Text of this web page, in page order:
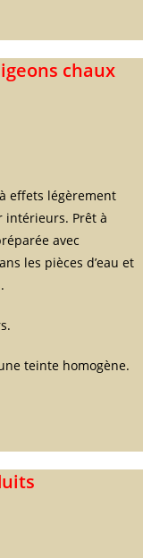
chaux
effets légèrement
intérieurs. Prêt à
avec
les pièces d’eau et
teinte homogène.